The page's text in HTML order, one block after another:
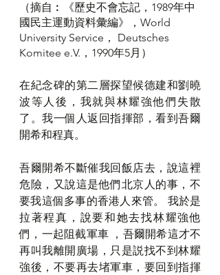
（摘自︰《歷史不會忘記，1989年中
國民主運動資料彙編》，World
University Service， Deutsches
Komitee e.V.，1990年5月）
在紀念碑的第二層探望候德建和劉曉
波等人後，我就與林耀強他們失散
了。我一個人返回指揮部，看到吾爾
開希和程真。
吾爾開希不斷催我回飯店去，說這裡
危險，又說這是他們北京人的事，不
要我這個多事的香港人來管。 我於是
拉著程真，說要和她去找林耀強他
們，一起阻截軍車 ，吾爾開希這才不
再叫我離開廣場，只是説找不到林耀
強後，不要再去堵軍車，要回到指揮